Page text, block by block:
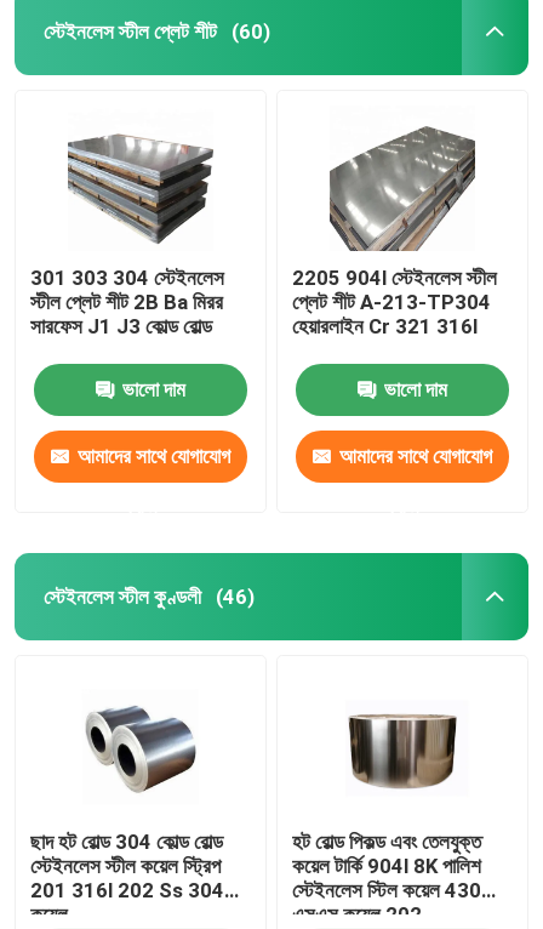
স্টেইনলেস স্টীল প্লেট শীট (60)
301 303 304 স্টেইনলেস
স্টীল প্লেট শীট 2B Ba মিরর
সারফেস J1 J3 কোল্ড রোল্ড
ভালো দাম
আমাদের সাথে যোগাযোগ
2205 904l স্টেইনলেস স্টীল
প্লেট শীট A-213-TP304
হেয়ারলাইন Cr 321 316l
ভালো দাম
আমাদের সাথে যোগাযোগ
স্টেইনলেস স্টীল কুণ্ডলী (46)
ছাদ হট রোল্ড 304 কোল্ড রোল্ড
স্টেইনলেস স্টীল কয়েল স্ট্রিপ
201 316l 202 Ss 304
কয়েল
হট রোল্ড পিকল্ড এবং তেলযুক্ত
কয়েল টার্কি 904l 8K পালিশ
স্টেইনলেস স্টিল কয়েল 430
এসএস কয়েল 202